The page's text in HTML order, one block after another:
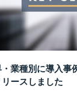
業種別に導入事
リースしました